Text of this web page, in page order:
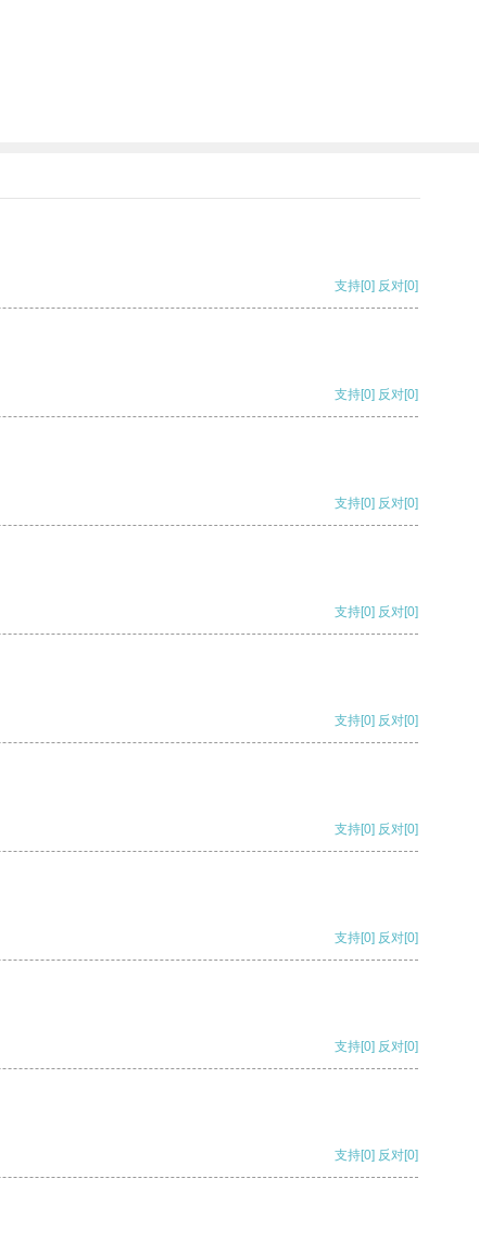
支持[0] 反对[0]
支持[0] 反对[0]
支持[0] 反对[0]
支持[0] 反对[0]
支持[0] 反对[0]
支持[0] 反对[0]
支持[0] 反对[0]
支持[0] 反对[0]
支持[0] 反对[0]